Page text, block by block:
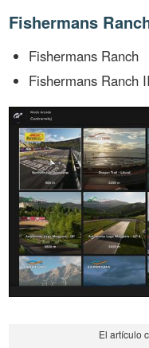
Fishermans
Fishermans Ranch
Fishermans Ranch II